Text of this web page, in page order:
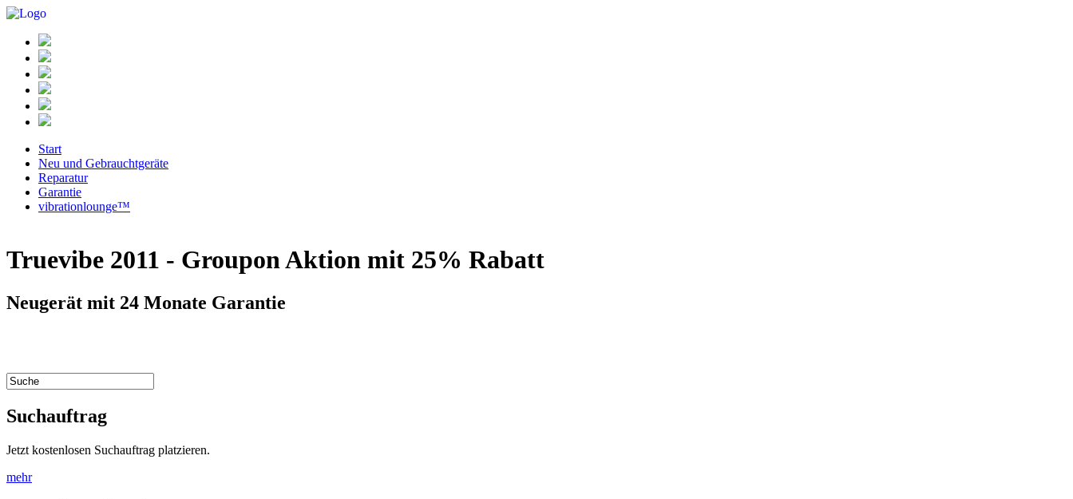
Start
Neu und Gebrauchtgeräte
Reparatur
Garantie
vibrationlounge™
Truevibe 2011 - Groupon Aktion mit 25% Rabatt
Neugerät mit 24 Monate Garantie
Suchauftrag
Jetzt kostenlosen Suchauftrag platzieren.
mehr